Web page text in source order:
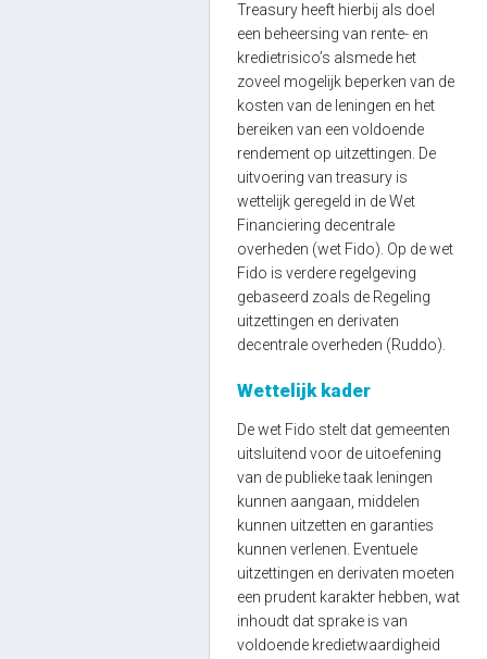
Treasury heeft hierbij als doel
een beheersing van rente- en
kredietrisico’s alsmede het
zoveel mogelijk beperken van de
kosten van de leningen en het
bereiken van een voldoende
rendement op uitzettingen. De
uitvoering van treasury is
wettelijk geregeld in de Wet
Financiering decentrale
overheden (wet Fido). Op de wet
Fido is verdere regelgeving
gebaseerd zoals de Regeling
uitzettingen en derivaten
decentrale overheden (Ruddo).
Wettelijk kader
De wet Fido stelt dat gemeenten
uitsluitend voor de uitoefening
van de publieke taak leningen
kunnen aangaan, middelen
kunnen uitzetten en garanties
kunnen verlenen. Eventuele
uitzettingen en derivaten moeten
een prudent karakter hebben, wat
inhoudt dat sprake is van
voldoende kredietwaardigheid